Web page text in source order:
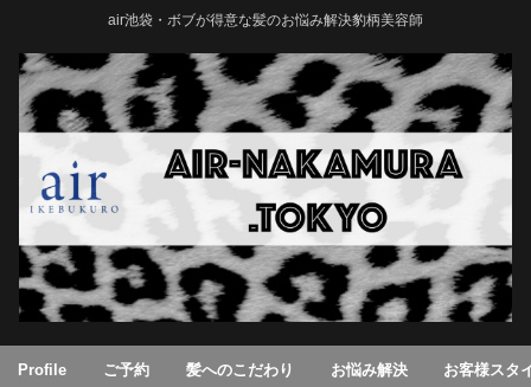
air池袋・ボブが得意な髪のお悩み解決豹柄美容師
Profile ご予約 髪へのこだわり お悩み解決 お客様スタ